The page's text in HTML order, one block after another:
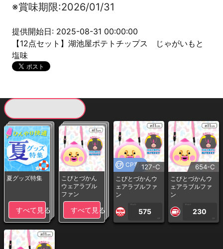
※賞味期限:2026/01/31
提供開始日: 2025-08-31 00:00:00
【12点セット】湖池屋ポテトチップス じゃがいもと
塩味
夏グッズ特集
すべて見る
こびとづかん
ウェアラブル
ファン
すべて見る
CP専用127-C
こびとづかんウ
ェアラブルファ
ン
1PLAY
575
CP
654-C
こびとづかんウ
ェアラブルファ
ン
1PLAY
230
CP